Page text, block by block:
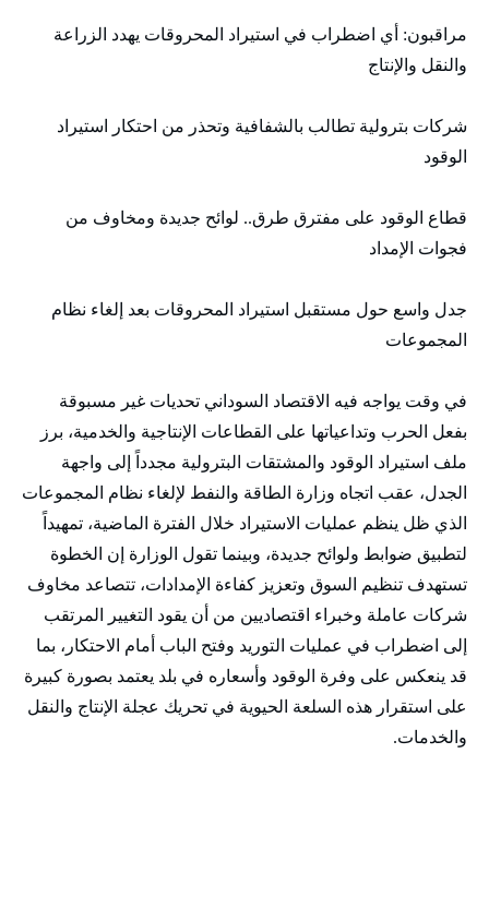
مراقبون: أي اضطراب في استيراد المحروقات يهدد الزراعة
والنقل والإنتاج
شركات بترولية تطالب بالشفافية وتحذر من احتكار استيراد
الوقود
قطاع الوقود على مفترق طرق.. لوائح جديدة ومخاوف من
فجوات الإمداد
جدل واسع حول مستقبل استيراد المحروقات بعد إلغاء نظام
المجموعات
في وقت يواجه فيه الاقتصاد السوداني تحديات غير مسبوقة
بفعل الحرب وتداعياتها على القطاعات الإنتاجية والخدمية، برز
ملف استيراد الوقود والمشتقات البترولية مجدداً إلى واجهة
الجدل، عقب اتجاه وزارة الطاقة والنفط لإلغاء نظام المجموعات
الذي ظل ينظم عمليات الاستيراد خلال الفترة الماضية، تمهيداً
لتطبيق ضوابط ولوائح جديدة، وبينما تقول الوزارة إن الخطوة
تستهدف تنظيم السوق وتعزيز كفاءة الإمدادات، تتصاعد مخاوف
شركات عاملة وخبراء اقتصاديين من أن يقود التغيير المرتقب
إلى اضطراب في عمليات التوريد وفتح الباب أمام الاحتكار، بما
قد ينعكس على وفرة الوقود وأسعاره في بلد يعتمد بصورة كبيرة
على استقرار هذه السلعة الحيوية في تحريك عجلة الإنتاج والنقل
والخدمات.